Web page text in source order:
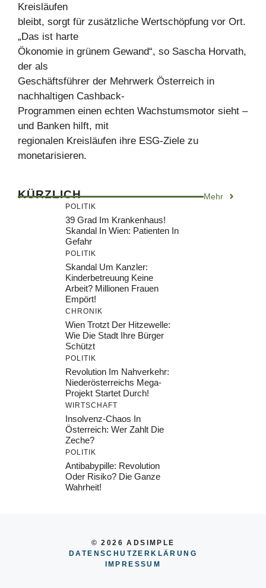
Kreisläufen
bleibt, sorgt für zusätzliche Wertschöpfung vor Ort.
„Das ist harte
Ökonomie in grünem Gewand“, so Sascha Horvath,
der als
Geschäftsführer der Mehrwerk Österreich in
nachhaltigen Cashback-
Programmen einen echten Wachstumsmotor sieht –
und Banken hilft, mit
regionalen Kreisläufen ihre ESG-Ziele zu
monetarisieren.
KÜRZLICH Mehr
POLITIK
39 Grad Im Krankenhaus!
Skandal In Wien: Patienten In
Gefahr
POLITIK
Skandal Um Kanzler:
Kinderbetreuung Keine
Arbeit? Millionen Frauen
Empört!
CHRONIK
Wien Trotzt Der Hitzewelle:
Wie Die Stadt Ihre Bürger
Schützt
POLITIK
Revolution Im Nahverkehr:
Niederösterreichs Mega-
Projekt Startet Durch!
WIRTSCHAFT
Insolvenz-Chaos In
Österreich: Wer Zahlt Die
Zeche?
POLITIK
Antibabypille: Revolution
Oder Risiko? Die Ganze
Wahrheit!
© 2026 ADSIMPLE
DATENSCHUTZERKLÄRUNG
IMPRESSU M